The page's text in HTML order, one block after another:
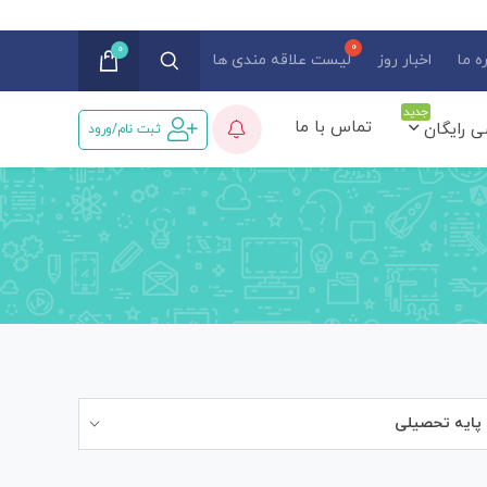
ما اخبار روز لیست علاقه مندی ها
0
رایگان
جدید
تماس با ما ثبت نام/ورود
پایه تحصیلی